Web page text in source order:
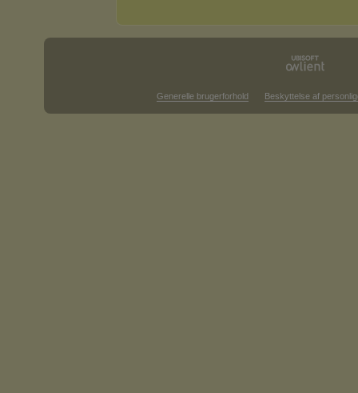
Generelle brugerforhold Beskyttelse af